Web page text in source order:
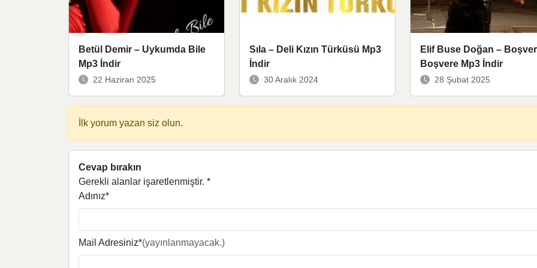
Betül Demir – Uykumda Bile
Mp3 İndir
22 Haziran 2025
Sıla – Deli Kızın Türküsü Mp3
İndir
30 Aralık 2024
Elif Buse Doğan –
Boşvere Mp3 İndir
28 Şubat 2025
İlk yorum yazan siz olun.
Cevap bırakın
Gerekli alanlar işaretlenmiştir. *
Adınız*
Mail Adresiniz*(yayınlanmayacak.)